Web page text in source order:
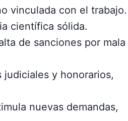
vinculada con el trabajo.
científica sólida.
de sanciones por mala
y honorarios,
nuevas demandas,